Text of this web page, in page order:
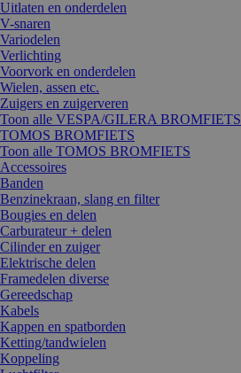
Uitlaten en onderdelen
V-snaren
Variodelen
Verlichting
Voorvork en onderdelen
Wielen, assen etc.
Zuigers en zuigerveren
Toon alle VESPA/GILERA BROMFIETS
TOMOS BROMFIETS
Toon alle TOMOS BROMFIETS
Accessoires
Banden
Benzinekraan, slang en filter
Bougies en delen
Carburateur + delen
Cilinder en zuiger
Elektrische delen
Framedelen diverse
Gereedschap
Kabels
Kappen en spatborden
Ketting/tandwielen
Koppeling